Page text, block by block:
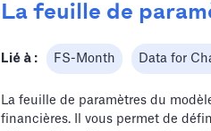
La feuille de
Lié à : FS-Month Data for
La feuille de paramètres du
financières. Il vous permet de